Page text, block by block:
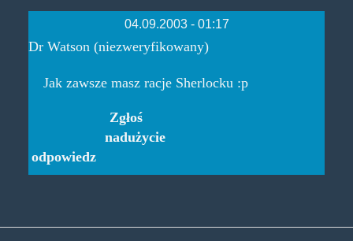
04.09.2003 - 01:17
Dr Watson (niezweryfikowany)
Jak zawsze masz racje Sherlocku :p
odpowiedz
Zgłoś
nadużycie